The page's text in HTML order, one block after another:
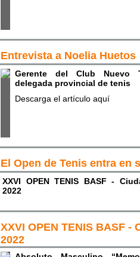
Entrevista a Noelia Huetos
Gerente del Club Nuevo
delegada provincial de tenis
Descarga el artículo aquí
El Open de Tenis entra en
XXVI OPEN TENIS BASF -
2022
XXVI OPEN TENIS BASF -
2022